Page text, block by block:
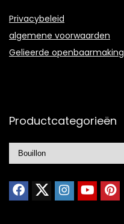
Privacybeleid
algemene voorwaarden
Gelieerde openbaarmaking
Productcategorieën